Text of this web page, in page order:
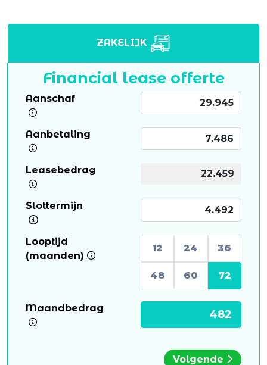
ZAKELIJK
Financial lease offerte
Aanschaf
Aanbetaling
Leasebedrag
Slottermijn
Looptijd
(maanden)
12 24 36
48 60 72
Maandbedrag
Volgende